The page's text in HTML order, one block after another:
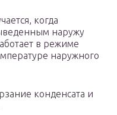
когда
наружу
в режиме
наружного
конденсата и